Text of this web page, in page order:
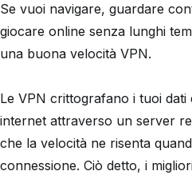
Se vuoi navigare, guardare
giocare online senza lunghi
una buona velocità VPN.
Le VPN crittografano i tuoi
internet attraverso un server
che la velocità ne risenta
connessione. Ciò detto, i